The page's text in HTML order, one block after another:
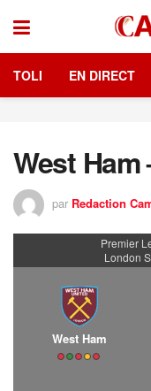
TOLI EN DIRECT
West
par Redaction
Premier
London
West Ham